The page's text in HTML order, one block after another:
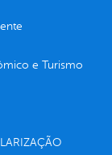
e Turismo